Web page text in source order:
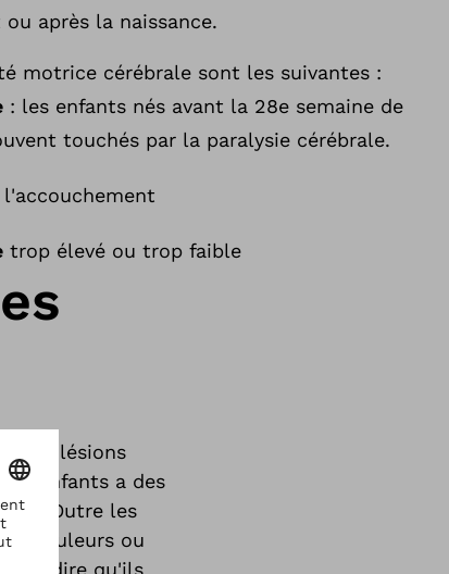
après la naissance.
motrice cérébrale sont les suivantes :
: les enfants nés avant la 28e semaine de
touchés par la paralysie cérébrale.
trop élevé ou trop faible
des lésions
enfants a des
Outre les
douleurs ou
à-dire qu'ils